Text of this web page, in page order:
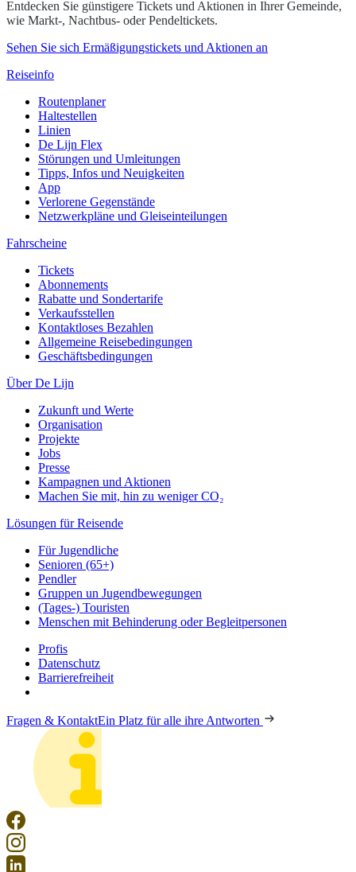
Entdecken Sie günstigere Tickets und Aktionen in Ihrer Gemeinde,
wie Markt-, Nachtbus- oder Pendeltickets.
Sehen Sie sich Ermäßigungstickets und Aktionen an
Reiseinfo
Routenplaner
Haltestellen
Linien
De Lijn Flex
Störungen und Umleitungen
Tipps, Infos und Neuigkeiten
App
Verlorene Gegenstände
Netzwerkpläne und Gleiseinteilungen
Fahrscheine
Tickets
Abonnements
Rabatte und Sondertarife
Verkaufsstellen
Kontaktloses Bezahlen
Allgemeine Reisebedingungen
Geschäftsbedingungen
Über De Lijn
Zukunft und Werte
Organisation
Projekte
Jobs
Presse
Kampagnen und Aktionen
Machen Sie mit, hin zu weniger CO₂
Lösungen für Reisende
Für Jugendliche
Senioren (65+)
Pendler
Gruppen un Jugendbewegungen
(Tages-) Touristen
Menschen mit Behinderung oder Begleitpersonen
Profis
Datenschutz
Barrierefreiheit
Fragen & KontaktEin Platz für alle ihre Antworten